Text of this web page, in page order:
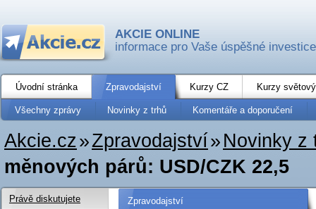
AKCIE ONLINE
informace pro Vaše úspěšné investice
Úvodní stránka Zpravodajství Kurzy CZ Kurzy
Všechny zprávy Novinky z trhů Komentáře a doporučení
Akcie.cz»Zpravodajství» Novinky z
měnových párů: USD/CZK 22,5
Zpravodajství
Právě diskutujete